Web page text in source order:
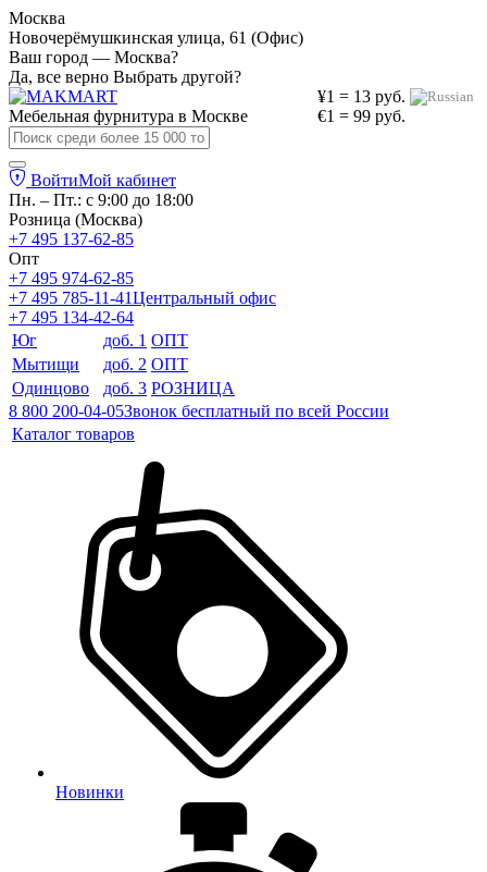
Москва
Новочерёмушкинская улица, 61 (Офис)
Ваш город — Москва?
Да, все верно Выбрать другой?
¥1 = 13 руб.
€1 = 99 руб.
Мебельная фурнитура в Москве
ВойтиМой кабинет
Пн. – Пт.: с 9:00 до 18:00
Розница (Москва)
+7 495 137-62-85
Опт
+7 495 974-62-85
+7 495 785-11-41Центральный офис
+7 495 134-42-64
Юг
доб. 1 ОПТ
Мытищи
доб. 2 ОПТ
Одинцово
доб. 3 РОЗНИЦА
8 800 200-04-05Звонок бесплатный по всей России
Каталог товаров
Новинки